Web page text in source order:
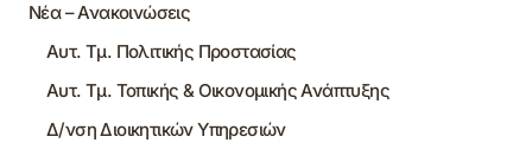
Νέα – Ανακοινώσεις
Αυτ. Τμ. Πολιτικής Προστασίας
Αυτ. Τμ. Τοπικής & Οικονομικής Ανάπτυξης
Δ/νση Διοικητικών Υπηρεσιών